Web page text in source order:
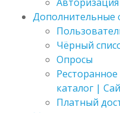
Дополнительные
Чёрный
Опросы
каталог |
Платный